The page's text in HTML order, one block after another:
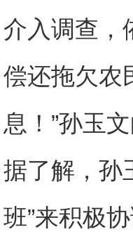
介入调查，
偿还拖欠农
息！”孙玉
据了解，孙
班”来积极